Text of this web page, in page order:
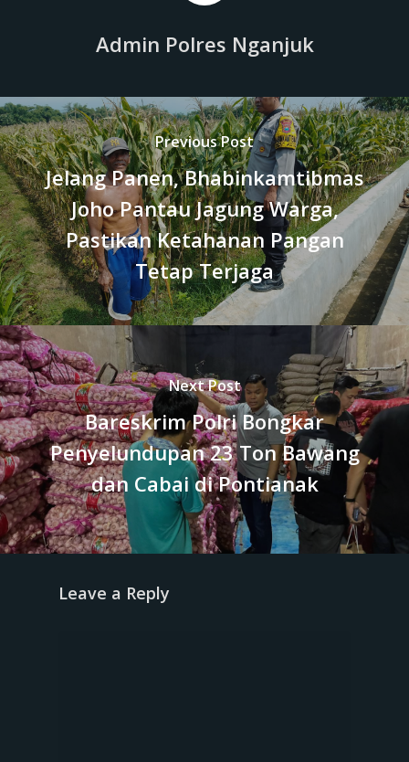
Admin Polres Nganjuk
Previous Post
Jelang Panen, Bhabinkamtibmas
Joho Pantau Jagung Warga,
Pastikan Ketahanan Pangan
Tetap Terjaga
Next Post
Bareskrim Polri Bongkar
Penyelundupan 23 Ton Bawang
dan Cabai di Pontianak
Leave a Reply